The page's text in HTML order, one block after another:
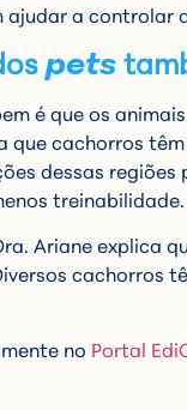
ajudar a controlar
pets
é que os
que cachorros
dessas regiões
treinabilidade.
Ariane explica
cachorros
no Portal